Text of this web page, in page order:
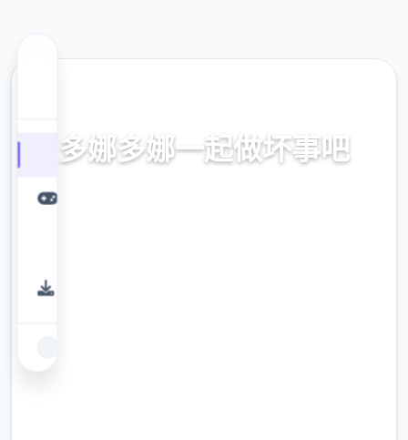
多娜多娜一起做坏事吧
官法繁体中文，中文备份，中文入口，核站入